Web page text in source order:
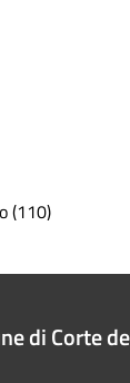
(110)
di Corte